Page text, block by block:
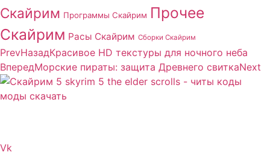
Скайрим Программы Скайрим Прочее
Скайрим Расы Скайрим Сборки Скайрим
PrevНазадКрасивое HD текстуры для ночного неба
ВпередМорские пираты: защита Древнего свиткаNext
Vk